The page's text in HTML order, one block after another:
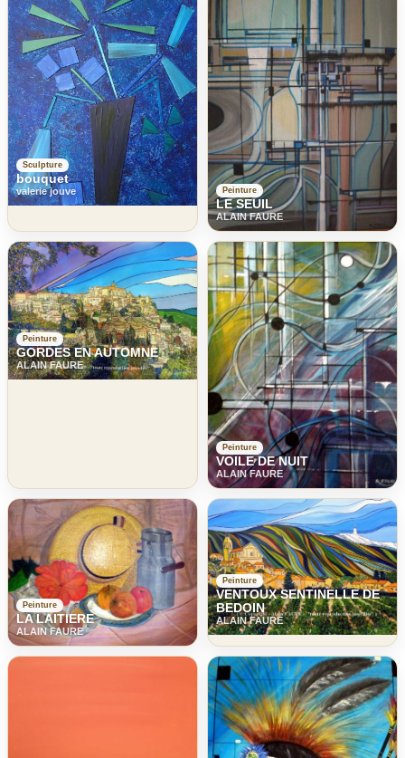
Sculpture
bouquet
valerie jouve Peinture
LE SEUIL
ALAIN FAURE
Peinture
GORDES EN AUTOMNE
ALAIN FAURE
Peinture
VOILE DE NUIT
ALAIN FAURE
Peinture
LA LAITIERE
ALAIN FAURE
Peinture
VENTOUX SENTINELLE DE
BEDOIN
ALAIN FAURE